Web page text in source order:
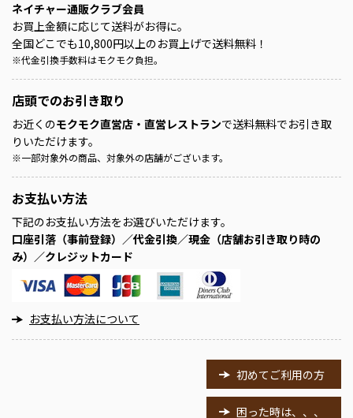
ネイチャー通販クラブ会員
お買上金額に応じて送料がお得に。
全国どこでも10,800円以上のお買上げで送料無料！
※代金引換手数料はモクモク負担。
店頭でのお引き取り
お近くのモクモク直営店・直営レストランで送料無料でお引き取
りいただけます。
※一部対象外の商品、対象外の店舗がございます。
お支払い方法
下記のお支払い方法をお選びいただけます。
口座引落（事前登録）／代金引換／現金（店舗お引き取り時の
み）／クレジットカード
お支払い方法について
初めてご利用の方
困った時は、、、